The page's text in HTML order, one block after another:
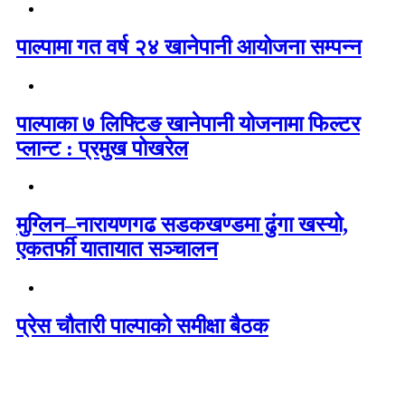
पाल्पामा गत वर्ष २४ खानेपानी आयोजना सम्पन्न
पाल्पाका ७ लिफ्टिङ खानेपानी योजनामा फिल्टर
प्लान्ट : प्रमुख पोखरेल
मुग्लिन–नारायणगढ सडकखण्डमा ढुंगा खस्यो,
एकतर्फी यातायात सञ्चालन
प्रेस चौतारी पाल्पाको समीक्षा बैठक